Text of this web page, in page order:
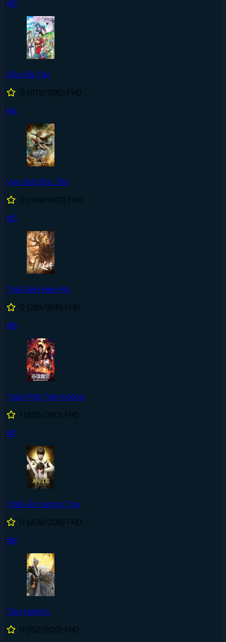
#3
Đảo Hải Tặc
0 (1172/1190) FHD
#4
Vạn Giới Độc Tôn
0 (469/800) FHD
#5
Thế Giới Hoàn Mỹ
0 (281/360) FHD
#6
Thôn Phệ Tinh Không
1 (235/280) FHD
#7
Thần Ấn Vương Tọa
0 (208/208) FHD
#8
Tiên Nghịch
0 (152/200) FHD